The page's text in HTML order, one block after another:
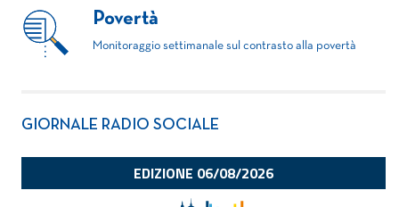
Povertà
Monitoraggio settimanale sul contrasto alla povertà
GIORNALE RADIO SOCIALE